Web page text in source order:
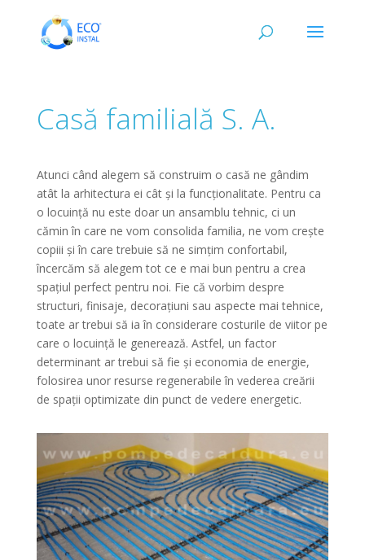
Casă familială S. A.
Atunci când alegem să construim o casă ne gândim
atât la arhitectura ei cât și la funcționalitate. Pentru ca
o locuință nu este doar un ansamblu tehnic, ci un
cămin în care ne vom consolida familia, ne vom crește
copiii și în care trebuie să ne simțim confortabil,
încercăm să alegem tot ce e mai bun pentru a crea
spațiul perfect pentru noi. Fie că vorbim despre
structuri, finisaje, decorațiuni sau aspecte mai tehnice,
toate ar trebui să ia în considerare costurile de viitor pe
care o locuință le generează. Astfel, un factor
determinant ar trebui să fie și economia de energie,
folosirea unor resurse regenerabile în vederea creării
de spații optimizate din punct de vedere energetic.